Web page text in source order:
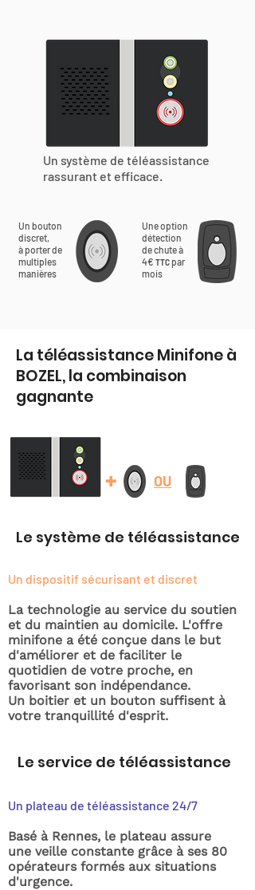
Un système de téléassistance
rassurant et efficace.
Un bouton
discret,
à porter de
multiples
manières
Une option
détection
de chute à
4€ TTC par
mois
La téléassistance Minifone à
BOZEL, la combinaison
gagnante
+ OU
Le système de téléassistance
Un dispositif sécurisant et discret
La technologie au service du soutien
et du maintien au domicile. L'offre
minifone a été conçue dans le but
d'améliorer et de faciliter le
quotidien de votre proche, en
favorisant son indépendance.
Un boitier et un bouton suffisent à
votre tranquillité d'esprit.
Le service de téléassistance
Un plateau de téléassistance 24/7
Basé à Rennes, le plateau assure
une veille constante grâce à ses 80
opérateurs formés aux situations
d'urgence.